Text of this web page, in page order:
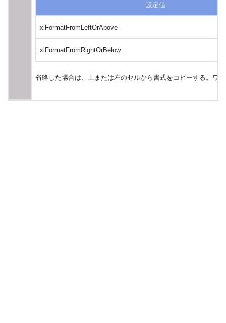
設定値
xlFormatFromLeftOrAbove
xlFormatFromRightOrBelow
省略した場合は、上または左のセルから書式をコピーする。ワ